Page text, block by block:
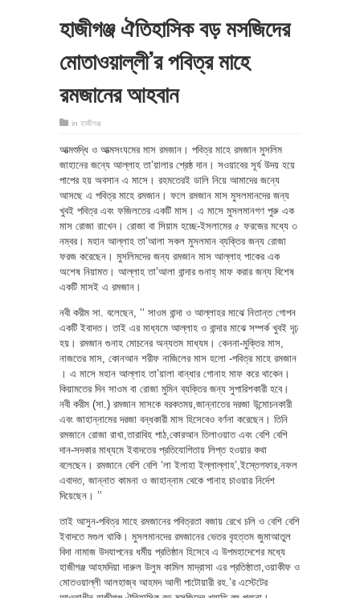
হাজীগঞ্জ ঐতিহাসিক বড় মসজিদের
মোতাওয়াল্লী’র পবিত্র মাহে
রমজানের আহবান
in হাজীগঞ্জ
আত্মশুদ্ধি ও আত্মসংযমের মাস রমজান। পবিত্র মাহে রমজান মুসলিম
জাহানের জন্যে আল্লাহ তা’য়ালার শ্রেষ্ঠ দান। সওয়াবের সূর্য উদয় হয়ে
পাপের হয় অবসান এ মাসে। রহমতেরই ডালি নিয়ে আমাদের জন্যে
আসছে এ পবিত্র মাহে রমজান। ফলে রমজান মাস মুসলমানদের জন্য
খুবই পবিত্র এবং ফজিলতের একটি মাস। এ মাসে মুসলমানগণ পুরু এক
মাস রোজা রাখেন। রোজা বা সিয়াম হচ্ছে-ইসলামের ৫ ফরজের মধ্যে ৩
নম্বর। মহান আল্লাহ তা’আলা সকল মুসলমান ব্যক্তির জন্য রোজা
ফরজ করেছেন। মুসলিমদের জন্য রমজান মাস আল্লাহ পাকের এক
অশেষ নিয়ামত। আল্লাহ তা’আলা বান্দার গুনাহ্ মাফ করার জন্য বিশেষ
একটি মাসই এ রমজান।
নবী করীম সা. বলেছেন, ‘‘ সাওম বান্দা ও আল্লাহর মাঝে নিতান্ত গোপন
একটি ইবাদত। তাই এর মাধ্যমে আল্লাহ ও বান্দার মাঝে সম্পর্ক খুবই দৃঢ়
হয়। রমজান গুনাহ মোচনের অন্যতম মাধ্যম। কেননা-মুক্তির মাস,
নাজতের মাস, কোনআন শরীফ নাজিলের মাস হলো -পবিত্র মাহে রমজান
। এ মাসে মহান আল্লাহ তা’য়ালা বান্ধার গোনাহ মাফ করে থাকেন।
কিয়ামতের দিন সাওম বা রোজা মুমিন ব্যক্তির জন্য সুপারিশকারী হবে।
নবী করীম (সা.) রমজান মাসকে বরকতময়,জান্নাতের দরজা উন্মোচনকারী
এবং জাহান্নামের দরজা বন্ধকারী মাস হিসেবেও বর্ণনা করেছেন। তিনি
রমজানে রোজা রাখা,তারাবিহ পাঠ,কোরআন তিলাওয়াত এবং বেশি বেশি
দান-সদকার মাধ্যমে ইবাদতের প্রতিযোগিতায় লিপ্ত হওয়ার কথা
বলেছেন। রমজানে বেশি বেশি ‘লা ইলাহা ইল্লাল্লাহ’,ইস্তেগফার,নফল
এবাদত, জান্নাত কামনা ও জাহান্নাম থেকে পানাহ চাওয়ার নির্দেশ
দিয়েছেন। ’’
তাই আসুন-পবিত্র মাহে রমজানের পবিত্রতা বজায় রেখে চলি ও বেশি বেশি
ইবাদতে মগুল থাকি। মুসলমানদের রমজানের ভেতর বৃহত্তম জুমাআতুল
বিদা নামাজ উদযাপনের ধর্মীয় প্রতিষ্ঠান হিসেবে এ উপমহাদেশের মধ্যে
হাজীগঞ্জ আহমদিয়া দারুল উলুম কামিল মাদ্রাসা এর প্রতিষ্ঠাতা,ওয়াকীফ ও
মোতওয়াল্লী আলহাজ্ব আহমদ আলী পাটোয়ারী রহ.’র এস্টেটের